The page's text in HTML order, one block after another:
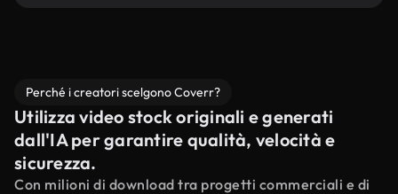
Perché i creatori scelgono Coverr?
Utilizza video stock originali e generati
dall'IA per garantire qualità, velocità e
sicurezza.
Con milioni di download tra progetti commerciali e di